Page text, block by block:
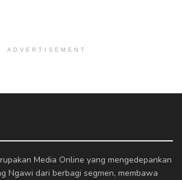
ADVERTISEMENT
Media Online yang mengedepankan
Ngawi dari berbagi segmen, membawa